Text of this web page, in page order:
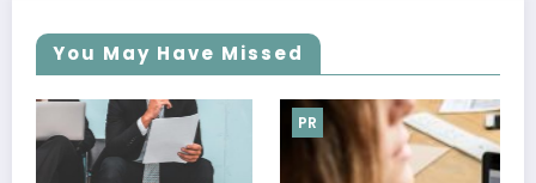
You May Have Missed